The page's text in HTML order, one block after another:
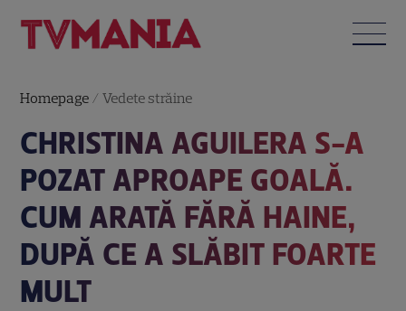
Homepage /Vedete străine
CHRISTINA AGUILERA S-A
POZAT APROAPE GOALĂ.
CUM ARATĂ FĂRĂ HAINE,
DUPĂ CE A SLĂBIT FOARTE
MULT